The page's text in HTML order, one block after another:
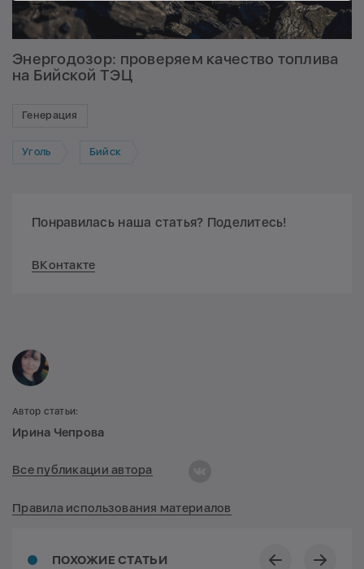
Энергодозор: проверяем качество топлива
на Бийской ТЭЦ
Генерация
Уголь Бийск
Понравилась наша статья? Поделитесь!
ВКонтакте
ПОХОЖИЕ СТАТЬИ
Автор статьи:
Ирина Чепрова
Все публикации автора
Правила использования материалов